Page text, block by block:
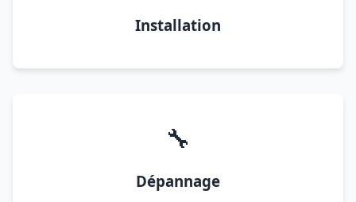
Installation
🔧
Dépannage